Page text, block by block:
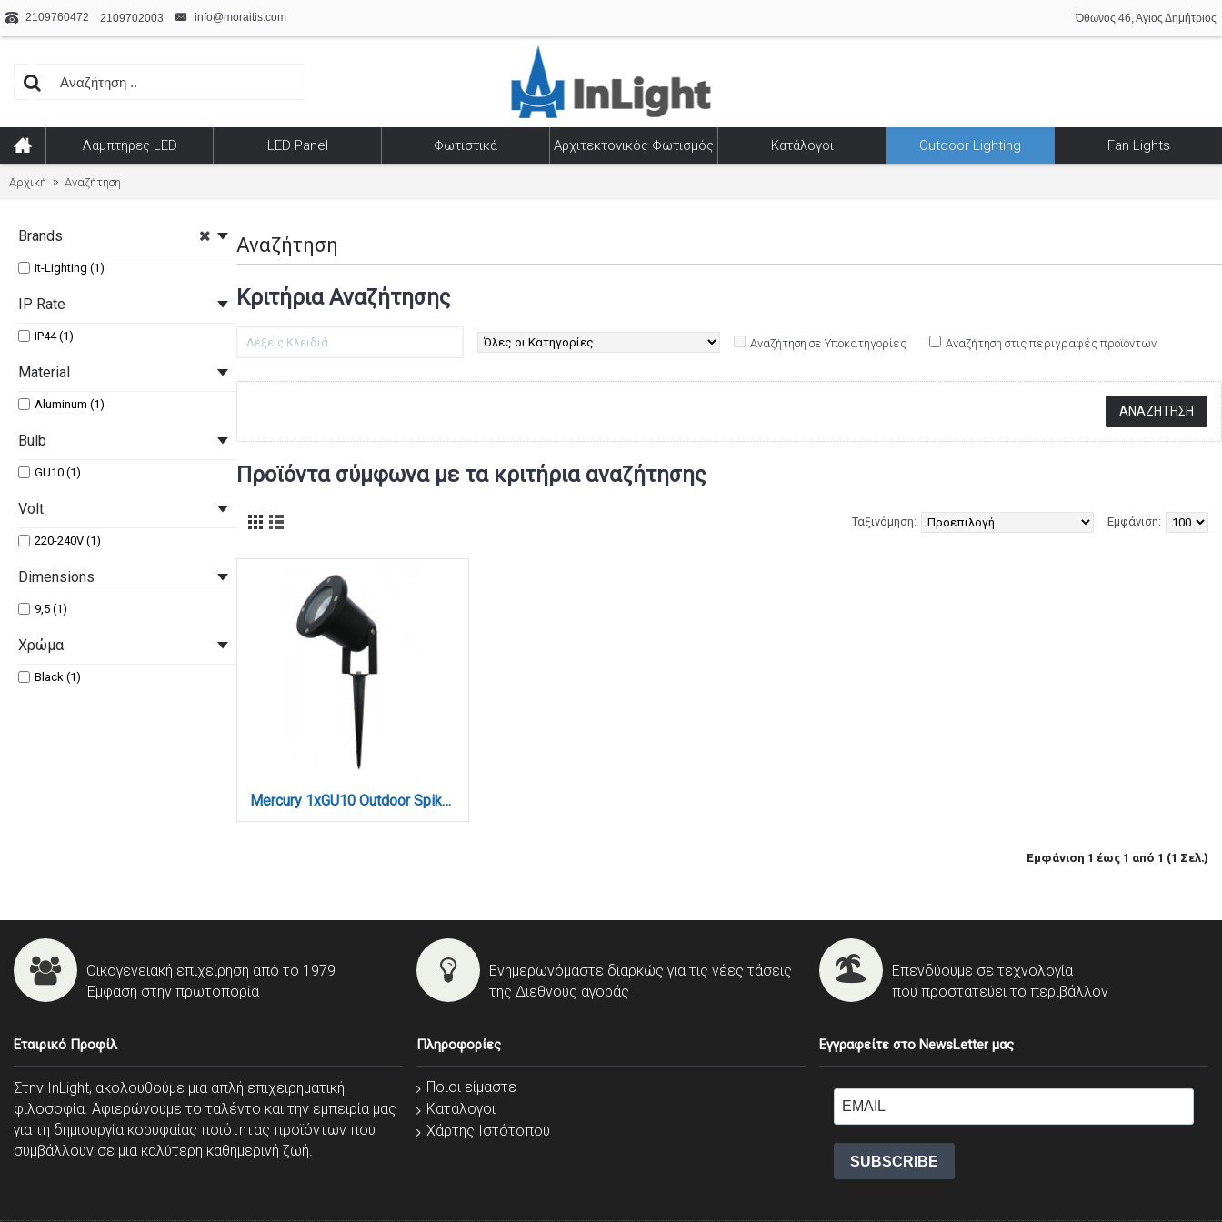
2109760472 2109702003 info@moraitis.com Όθωνος 46, Άγιος Δημήτριος
Λαμπτήρες LED LED Panel Φωτιστικά Αρχιτεκτονικός Φωτισμός Κατάλογοι Outdoor Lighting Fan Lights
Αρχική Αναζήτηση
Brands
it-Lighting (1)
IP Rate
IP44 (1)
Material
Aluminum (1)
Bulb
GU10 (1)
Volt
220-240V (1)
Dimensions
9,5 (1)
Χρώμα
Black (1)
Αναζήτηση
Κριτήρια Αναζήτησης
Αναζήτηση σε Υποκατηγορίες Αναζήτηση στις περιγραφές προϊόντων
Προϊόντα σύμφωνα με τα κριτήρια αναζήτησης
Εμφάνιση:
Ταξινόμηση:
Mercury 1xGU10 Outdoor Spike Light Black D:9,5cm (80600514)
Εμφάνιση 1 έως 1 από 1 (1 Σελ.)
Οικογενειακή επιχείρηση από το 1979
Έμφαση στην πρωτοπορία
Ενημερωνόμαστε διαρκώς για τις νέες τάσεις
της Διεθνούς αγοράς
Επενδύουμε σε τεχνολογία
που προστατεύει το περιβάλλον
Εταιρικό Προφίλ
Στην InLight, ακολουθούμε μια απλή επιχειρηματική
φιλοσοφία. Αφιερώνουμε το ταλέντο και την εμπειρία μας
για τη δημιουργία κορυφαίας ποιότητας προϊόντων που
συμβάλλουν σε μια καλύτερη καθημερινή ζωή.
Πληροφορίες
Ποιοι είμαστε
Κατάλογοι
Χάρτης Ιστότοπου
Εγγραφείτε στο NewsLetter μας
SUBSCRIBE